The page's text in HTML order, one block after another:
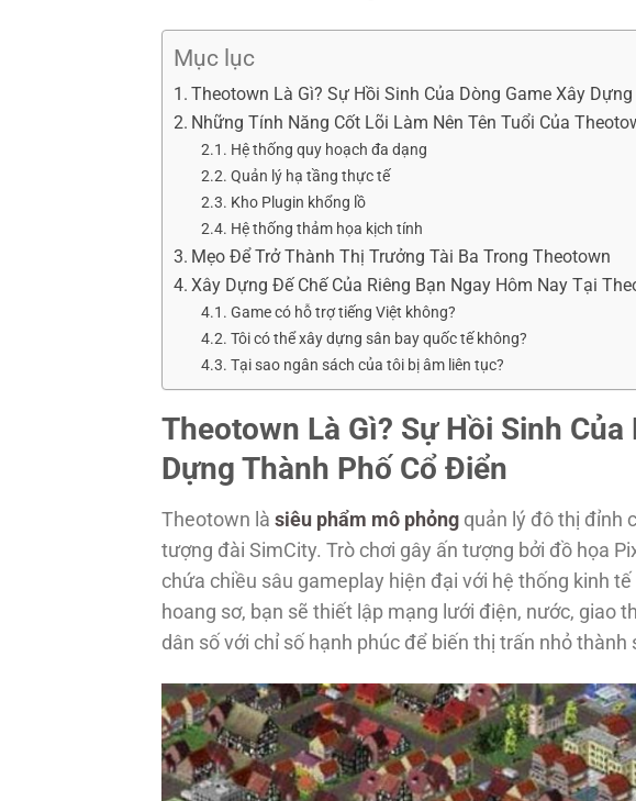
Mục lục
Theotown Là Gì? Sự Hồi Sinh Của Dòng Game Xây
Những Tính Năng Cốt Lõi Làm Nên Tên Tuổi Của
Hệ thống quy hoạch đa dạng
Quản lý hạ tầng thực tế
Kho Plugin khổng lồ
Hệ thống thảm họa kịch tính
Mẹo Để Trở Thành Thị Trưởng Tài Ba Trong Theotown
Xây Dựng Đế Chế Của Riêng Bạn Ngay Hôm Nay Tại
Game có hỗ trợ tiếng Việt không?
Tôi có thể xây dựng sân bay quốc tế không?
Tại sao ngân sách của tôi bị âm liên tục?
Theotown Là Gì? Sự Hồi Sinh Của
Dựng Thành Phố Cổ Điển
Theotown là siêu phẩm mô phỏng quản lý đô thị đỉnh
tượng đài SimCity. Trò chơi gây ấn tượng bởi đồ họa
chứa chiều sâu gameplay hiện đại với hệ thống kinh
hoang sơ, bạn sẽ thiết lập mạng lưới điện, nước, giao
dân số với chỉ số hạnh phúc để biến thị trấn nhỏ thành